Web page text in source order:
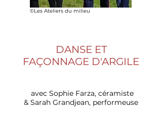
©Les Ateliers du milieu
DANSE ET
FAÇONNAGE D'ARGILE
avec Sophie Farza, céramiste
& Sarah Grandjean, performeuse